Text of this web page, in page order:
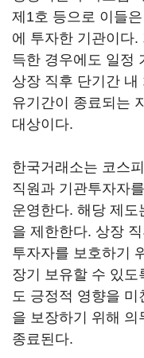
제1호 등으로 이들
에 투자한 기관이다.
득한 경우에도 일정
상장 직후 단기간
유기간이 종료되는
대상이다.
한국거래소는 코스
직원과 기관투자자
운영한다. 해당 제
을 제한한다. 상장
투자자를 보호하기
장기 보유할 수 있도
도 긍정적 영향을 미
을 보장하기 위해 의
종료된다.